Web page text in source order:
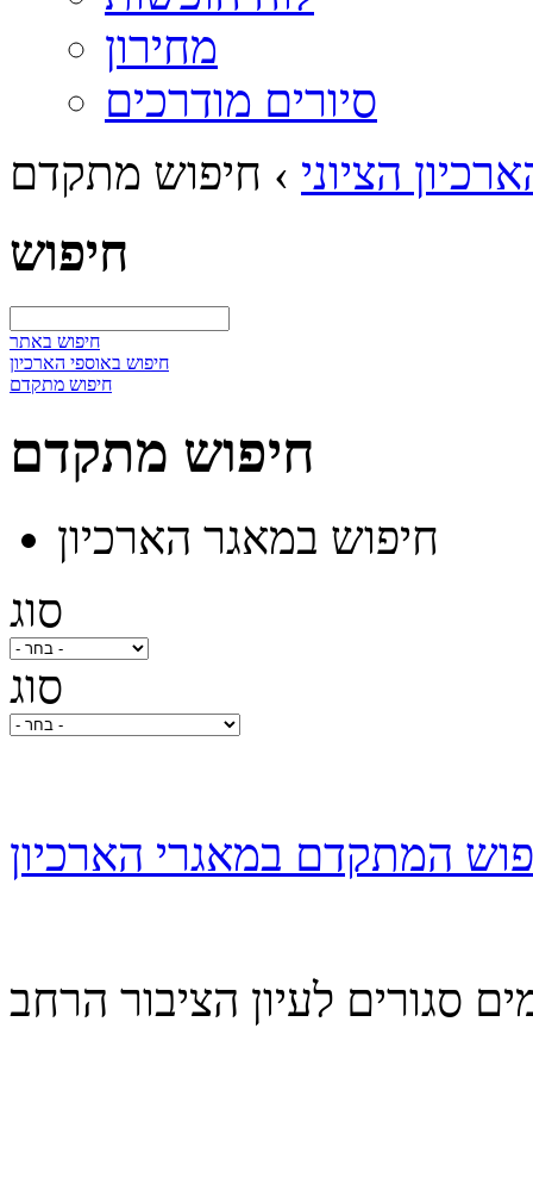
מחירון
סיורים מודרכים
הציוני › חיפוש מתקדם
חיפוש
חיפוש באתר
חיפוש באוספי הארכיון
חיפוש מתקדם
חיפוש מתקדם
חיפוש במאגר הארכיון
סוג
סוג
המתקדם במאגרי הארכיון